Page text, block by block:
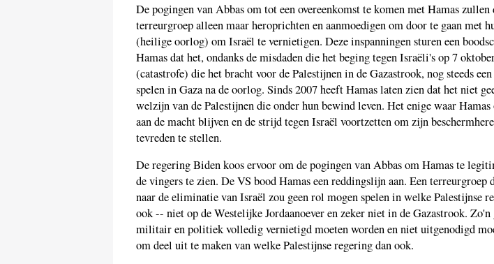
De pogingen van Abbas om tot een overeenkomst te komen met Hamas zullen
terreurgroep alleen maar heroprichten en aanmoedigen om door te gaan met
(heilige oorlog) om Israël te vernietigen. Deze inspanningen sturen een
Hamas dat het, ondanks de misdaden die het beging tegen Israëli's op 7
(catastrofe) die het bracht voor de Palestijnen in de Gazastrook, nog steeds
spelen in Gaza na de oorlog. Sinds 2007 heeft Hamas laten zien dat het niet
welzijn van de Palestijnen die onder hun bewind leven. Het enige waar
aan de macht blijven en de strijd tegen Israël voortzetten om zijn
tevreden te stellen.
De regering Biden koos ervoor om de pogingen van Abbas om Hamas te
de vingers te zien. De VS bood Hamas een reddingslijn aan. Een terreurgroep
naar de eliminatie van Israël zou geen rol mogen spelen in welke Palestijnse
ook -- niet op de Westelijke Jordaanoever en zeker niet in de Gazastrook. Zo'n
militair en politiek volledig vernietigd moeten worden en niet uitgenodigd
om deel uit te maken van welke Palestijnse regering dan ook.